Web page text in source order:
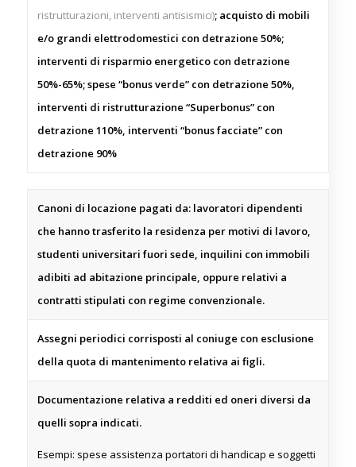
ristrutturazioni, interventi antisismici); acquisto di mobili
e/o grandi elettrodomestici con detrazione 50%;
interventi di risparmio energetico con detrazione
50%-65%; spese “bonus verde” con detrazione 50%,
interventi di ristrutturazione “Superbonus” con
detrazione 110%, interventi “bonus facciate” con
detrazione 90%
Canoni di locazione pagati da: lavoratori dipendenti
che hanno trasferito la residenza per motivi di lavoro,
studenti universitari fuori sede, inquilini con immobili
adibiti ad abitazione principale, oppure relativi a
contratti stipulati con regime convenzionale.
Assegni periodici corrisposti al coniuge con esclusione
della quota di mantenimento relativa ai figli.
Documentazione relativa a redditi ed oneri diversi da
quelli sopra indicati.
Esempi: spese assistenza portatori di handicap e soggetti